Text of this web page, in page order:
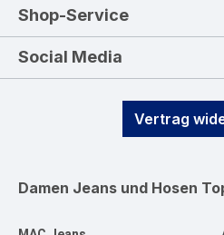
Shop-Service
Social Media
Vertrag
Damen Jeans und Hosen